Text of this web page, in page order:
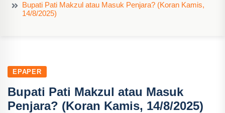
Bupati Pati Makzul atau Masuk Penjara? (Koran Kamis,
14/8/2025)
EPAPER
Bupati Pati Makzul atau Masuk
Penjara? (Koran Kamis, 14/8/2025)